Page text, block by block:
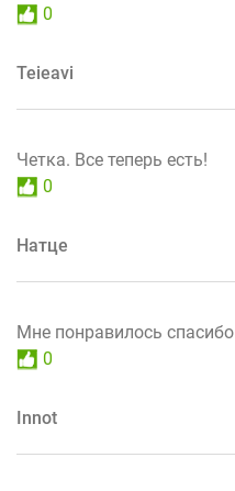
0
Teieavi
Четка. Все теперь есть!
0
Натце
Мне понравилось спасибо
0
Innot